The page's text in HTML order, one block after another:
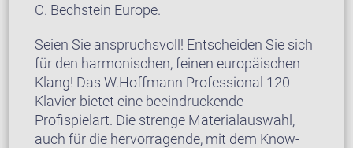
C. Bechstein Europe.
Seien Sie anspruchsvoll! Entscheiden Sie sich
für den harmonischen, feinen europäischen
Klang! Das W.Hoffmann Professional 120
Klavier bietet eine beeindruckende
Profispielart. Die strenge Materialauswahl,
auch für die hervorragende, mit dem Know-